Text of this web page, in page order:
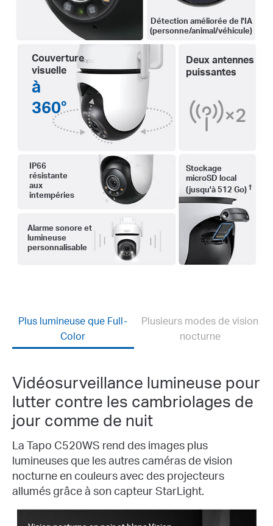
Détection améliorée de l'IA
(personne/animal/véhicule)
Couverture
visuelle
à
360°
IP66
résistante
aux
intempéries
Alarme sonore et
lumineuse
personnalisable
Deux antennes
puissantes
Stockage
microSD local
(jusqu'à 512 Go) †
Plus lumineuse que Full-
Color
Plusieurs modes de vision
nocturne
Vidéosurveillance lumineuse pour
lutter contre les cambriolages de
jour comme de nuit
La Tapo C520WS rend des images plus
lumineuses que les autres caméras de vision
nocturne en couleurs avec des projecteurs
allumés grâce à son capteur StarLight.